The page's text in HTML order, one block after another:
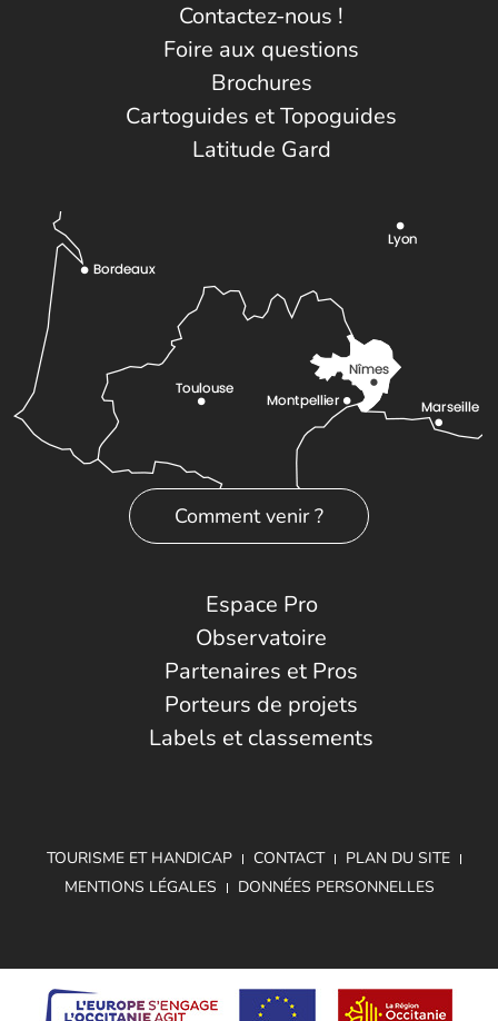
Contactez-nous !
Foire aux questions
Brochures
Cartoguides et Topoguides
Latitude Gard
Comment venir ?
Espace Pro
Observatoire
Partenaires et Pros
Porteurs de projets
Labels et classements
TOURISME ET HANDICAP CONTACT
PLAN DU SITE
MENTIONS LÉGALES
DONNÉES PERSONNELLES